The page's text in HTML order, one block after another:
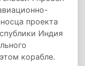
проекта
Индия
корабле.